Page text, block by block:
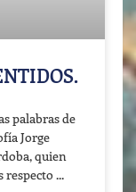
palabras de
Jorge
quien
respecto